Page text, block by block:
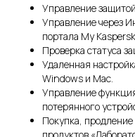
Управление
Управление через
портала My
Проверка статуса
Удаленная
Windows и Мас.
Управление
потерянного
Покупка,